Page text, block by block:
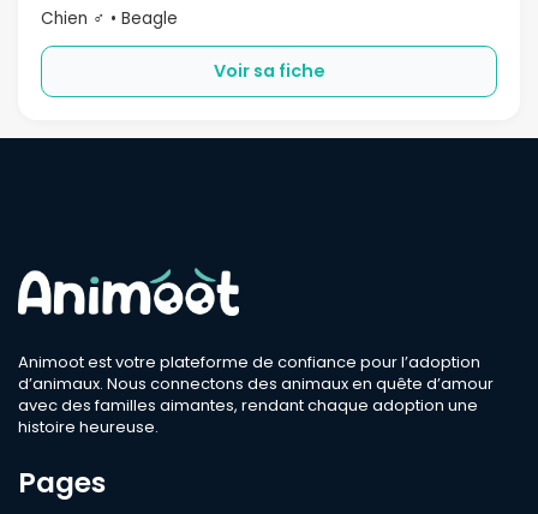
Chien ♂ • Beagle
Voir sa fiche
Sexe
Compatible
Chat
Âge
Rechercher
Animoot est votre plateforme de confiance pour l’adoption
d’animaux. Nous connectons des animaux en quête d’amour
avec des familles aimantes, rendant chaque adoption une
histoire heureuse.
Pages